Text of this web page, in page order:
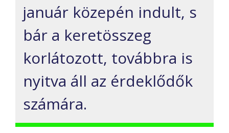
január közepén indult, s
bár a keretösszeg
korlátozott, továbbra is
nyitva áll az érdeklődők
számára.